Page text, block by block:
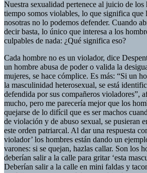
Nuestra sexualidad pertenece al juicio de
tiempo somos violables, lo que significa que
nosotras no lo podemos defender. Cuando
decir basta, lo único que interesa a los
culpables de nada: ¿Qué significa eso?
Cada hombre no es un violador, dice
un hombre abusa de poder o valida la
mujeres, se hace cómplice. Es más: “Si un
la masculinidad heterosexual, se está
defendida por sus compañeros violadores”,
mucho, pero me parecería mejor que los
quejarse de lo difícil que es ser machos
de violación y de abuso sexual, se pusieran
este orden patriarcal. Al dar una respuesta
violador’ los hombres están dando un
varones: si se quejan, hazlas callar. Son los
deberían salir a la calle para gritar ‘esta
Deberían salir a la calle en mini faldas y